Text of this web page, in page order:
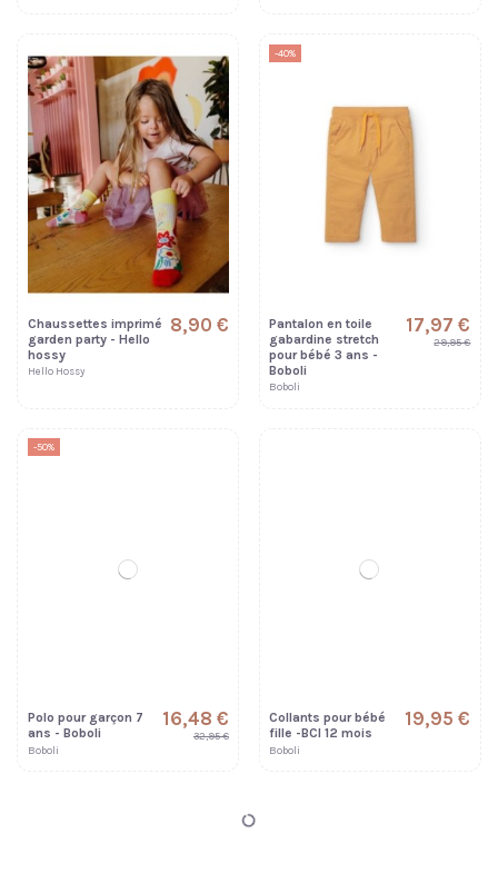
Chaussettes imprimé
garden party - Hello
hossy
Hello Hossy
8,90 €
-40%
Pantalon en toile
gabardine stretch
pour bébé 3 ans -
Boboli
Boboli
17,97 €
29,95 €
-50%
Polo pour garçon 7
ans - Boboli
Boboli
16,48 €
32,95 €
Collants pour bébé
fille -BCI 12 mois
Boboli
19,95 €